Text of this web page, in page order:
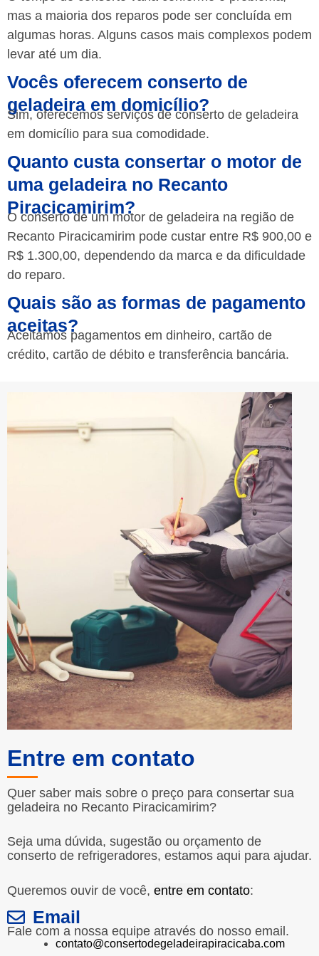
mas a maioria dos reparos pode ser concluída em
algumas horas. Alguns casos mais complexos podem
levar até um dia.
Vocês oferecem conserto de
geladeira em domicílio?
Sim, oferecemos serviços de conserto de geladeira
em domicílio para sua comodidade.
Quanto custa consertar o motor de
uma geladeira no Recanto
Piracicamirim?
O conserto de um motor de geladeira na região de
Recanto Piracicamirim pode custar entre R$ 900,00 e
R$ 1.300,00, dependendo da marca e da dificuldade
do reparo.
Quais são as formas de pagamento
aceitas?
Aceitamos pagamentos em dinheiro, cartão de
crédito, cartão de débito e transferência bancária.
Entre em contato
Quer saber mais sobre o preço para consertar sua
geladeira no Recanto Piracicamirim?
Seja uma dúvida, sugestão ou orçamento de
conserto de refrigeradores, estamos aqui para ajudar.
Queremos ouvir de você, entre em contato:
Email
Fale com a nossa equipe através do nosso email.
contato@consertodegeladeirapiracicaba.com